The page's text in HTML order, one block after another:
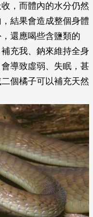
，而體內的水分仍然
結果會造成整個身體
還應喝些含鹽類的
充我、鈉來維持全身
導致虛弱、失眠，甚
個橘子可以補充天然